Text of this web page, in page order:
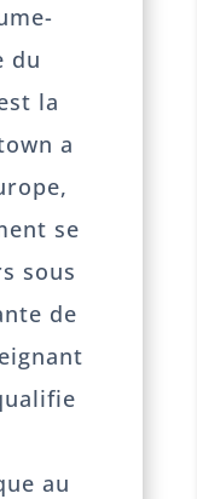
du
la
a
se
sous
de
au